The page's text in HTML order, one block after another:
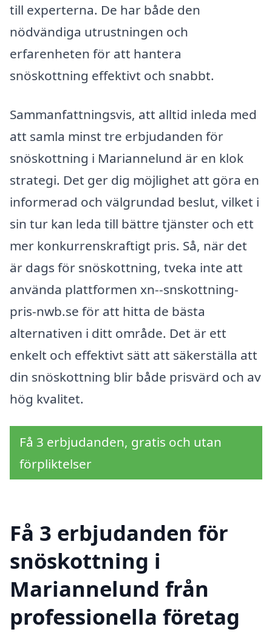
till experterna. De har både den
nödvändiga utrustningen och
erfarenheten för att hantera
snöskottning effektivt och snabbt.
Sammanfattningsvis, att alltid inleda med
att samla minst tre erbjudanden för
snöskottning i Mariannelund är en klok
strategi. Det ger dig möjlighet att göra en
informerad och välgrundad beslut, vilket i
sin tur kan leda till bättre tjänster och ett
mer konkurrenskraftigt pris. Så, när det
är dags för snöskottning, tveka inte att
använda plattformen xn--snskottning-
pris-nwb.se för att hitta de bästa
alternativen i ditt område. Det är ett
enkelt och effektivt sätt att säkerställa att
din snöskottning blir både prisvärd och av
hög kvalitet.
Få 3 erbjudanden, gratis och utan
förpliktelser
Få 3 erbjudanden för
snöskottning i
Mariannelund från
professionella företag